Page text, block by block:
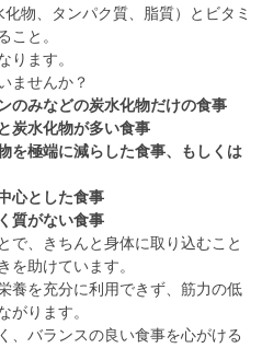
物、タンパク質、脂質）とビタミ
こと。
ります。
ませんか？
のみなどの炭水化物だけの食事
炭水化物が多い食事
を極端に減らした食事、もしくは
心とした食事
質がない食事
で、きちんと身体に取り込むこと
を助けています。
養を充分に利用できず、筋力の低
がります。
、バランスの良い食事を心がける